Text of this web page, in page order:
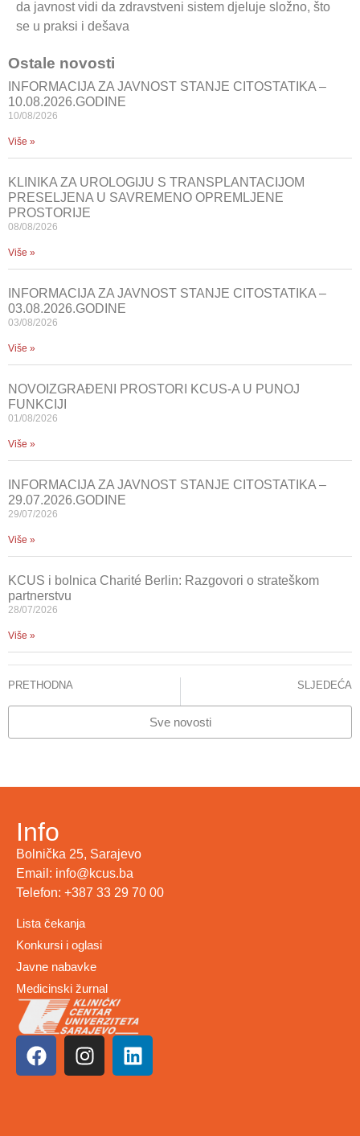
da javnost vidi da zdravstveni sistem djeluje složno, što
se u praksi i dešava
Ostale novosti
INFORMACIJA ZA JAVNOST STANJE CITOSTATIKA –
10.08.2026.GODINE
10/08/2026
Više »
KLINIKA ZA UROLOGIJU S TRANSPLANTACIJOM
PRESELJENA U SAVREMENO OPREMLJENE
PROSTORIJE
08/08/2026
Više »
INFORMACIJA ZA JAVNOST STANJE CITOSTATIKA –
03.08.2026.GODINE
03/08/2026
Više »
NOVOIZGRAĐENI PROSTORI KCUS-A U PUNOJ
FUNKCIJI
01/08/2026
Više »
INFORMACIJA ZA JAVNOST STANJE CITOSTATIKA –
29.07.2026.GODINE
29/07/2026
Više »
KCUS i bolnica Charité Berlin: Razgovori o strateškom
partnerstvu
28/07/2026
Više »
PRETHODNA SLJEDEĆA
Sve novosti
Info
Bolnička 25, Sarajevo
Email: info@kcus.ba
Telefon: +387 33 29 70 00
Lista čekanja
Konkursi i oglasi
Javne nabavke
Medicinski žurnal